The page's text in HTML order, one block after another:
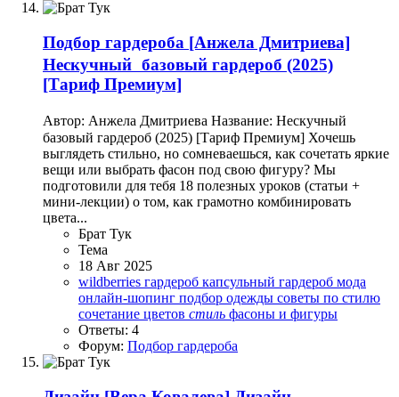
Подбор гардероба [Анжела Дмитриева]
Нескучный базовый гардероб (2025)
[Тариф Премиум]
Автор: Анжела Дмитриева Название: Нескучный
базовый гардероб (2025) [Тариф Премиум] Хочешь
выглядеть стильно, но сомневаешься, как сочетать яркие
вещи или выбрать фасон под свою фигуру? Мы
подготовили для тебя 18 полезных уроков (статьи +
мини-лекции) о том, как грамотно комбинировать
цвета...
Брат Тук
Тема
18 Авг 2025
wildberries гардероб капсульный гардероб мода
онлайн-шопинг подбор одежды советы по стилю
сочетание цветов стиль фасоны и фигуры
Ответы: 4
Форум: Подбор гардероба